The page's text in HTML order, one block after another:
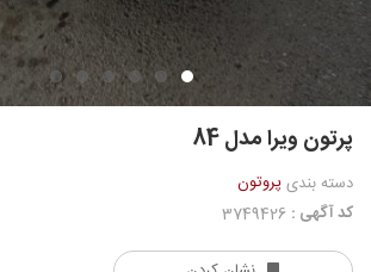
پرتون ویرا مدل 84
دسته بندیپروتون
کد آگهی :